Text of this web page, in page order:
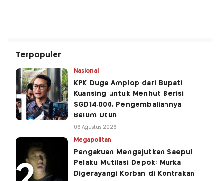
Terpopuler
Nasional
KPK Duga Amplop dari Bupati
Kuansing untuk Menhut Berisi
SGD14.000, Pengembaliannya
Belum Utuh
06 Agustus 2026
Megapolitan
Pengakuan Mengejutkan Saepul
Pelaku Mutilasi Depok: Murka
Digerayangi Korban di Kontrakan